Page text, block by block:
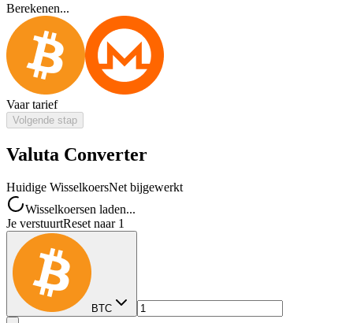
Berekenen...
Vaar tarief
Volgende stap
Valuta Converter
Huidige WisselkoersNet bijgewerkt
Wisselkoersen laden...
Je verstuurtReset naar 1
BTC